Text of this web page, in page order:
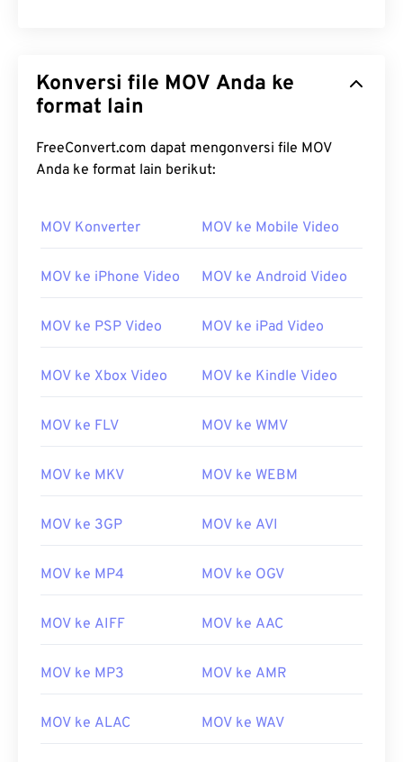
00 00 00
00 00 00
Konversi file MOV Anda ke
format lain
FreeConvert.com dapat mengonversi file MOV
Anda ke format lain berikut:
MOV Konverter MOV ke Mobile Video
MOV ke iPhone Video MOV ke Android Video
MOV ke PSP Video MOV ke iPad Video
MOV ke Xbox Video MOV ke Kindle Video
MOV ke FLV MOV ke WMV
MOV ke MKV MOV ke WEBM
MOV ke 3GP MOV ke AVI
MOV ke MP4 MOV ke OGV
MOV ke AIFF MOV ke AAC
MOV ke MP3 MOV ke AMR
MOV ke ALAC MOV ke WAV